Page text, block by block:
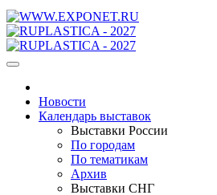
Новости
Календарь выставок
Выставки России
По городам
По тематикам
Архив
Выставки СНГ